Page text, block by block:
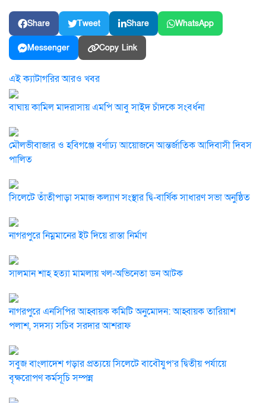
Share Tweet Share WhatsApp
Messenger Copy Link
এই ক্যাটাগরির আরও খবর
বাঘায় কামিল মাদরাসায় এমপি আবু সাইদ চাঁদকে সংবর্ধনা
মৌলভীবাজার ও হবিগঞ্জে বর্ণাঢ্য আয়োজনে আন্তর্জাতিক আদিবাসী দিবস
পালিত
সিলেটে তাঁতীপাড়া সমাজ কল্যাণ সংস্থার দ্বি-বার্ষিক সাধারণ সভা অনুষ্ঠিত
নাগরপুরে নিম্নমানের ইট দিয়ে রাস্তা নির্মাণ
সালমান শাহ হত্যা মামলায় খল-অভিনেতা ডন আটক
নাগরপুরে এনসিপির আহ্বায়ক কমিটি অনুমোদন: আহ্বায়ক তারিয়াশ
পলাশ, সদস্য সচিব সরদার আশরাফ
সবুজ বাংলাদেশ গড়ার প্রত্যয়ে সিলেটে বাবৌযুপ’র দ্বিতীয় পর্যায়ে
বৃক্ষরোপণ কর্মসূচি সম্পন্ন